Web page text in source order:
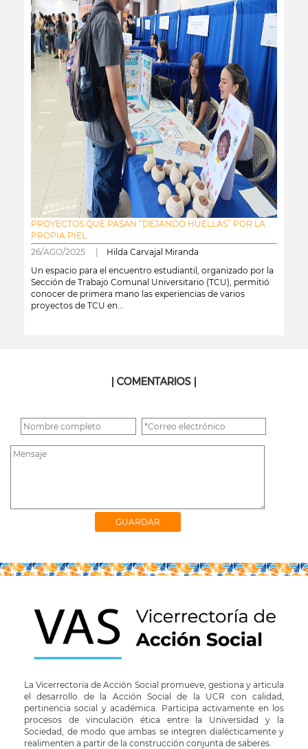
PROYECTOS QUE PASAN “DEJANDO HUELLAS” POR LA
PROPIA PIEL
26/AGO/2025 | Hilda Carvajal Miranda
Un espacio para el encuentro estudiantil, organizado por la
Sección de Trabajo Comunal Universitario (TCU), permitió
conocer de primera mano las experiencias de varios
proyectos de TCU en...
| COMENTARIOS |
La Vicerrectoría de Acción Social promueve, gestiona y articula
el desarrollo de la Acción Social de la UCR con calidad,
pertinencia social y académica. Participa activamente en los
procesos de vinculación ética entre la Universidad y la
Sociedad, de modo que ambas se integren dialécticamente y
realimenten a partir de la construcción conjunta de saberes.